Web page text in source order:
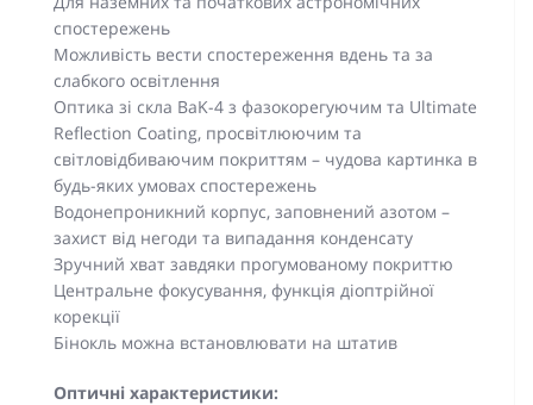
спостережень
Можливість вести спостереження вдень та за
слабкого освітлення
Оптика зі скла BaK-4 з фазокорегуючим та Ultimate
Reflection Coating, просвітлюючим та
світловідбиваючим покриттям – чудова картинка в
будь-яких умовах спостережень
Водонепроникний корпус, заповнений азотом –
захист від негоди та випадання конденсату
Зручний хват завдяки прогумованому покриттю
Центральне фокусування, функція діоптрійної
корекції
Бінокль можна встановлювати на штатив
Оптичні характеристики: